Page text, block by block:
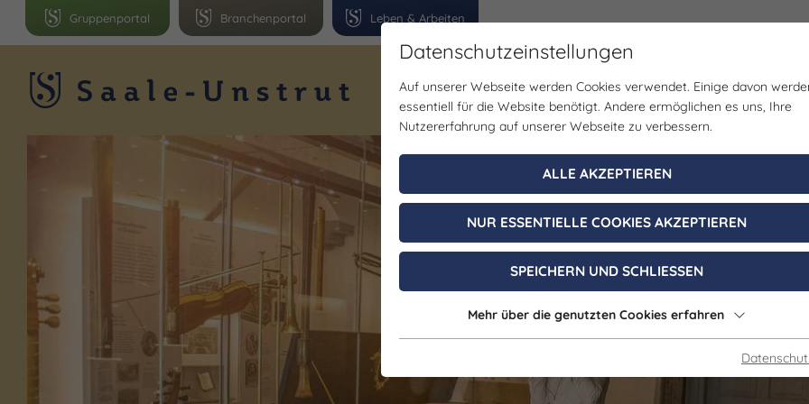
Leben & Arbeiten
Branchenportal
Gruppenportal
Region Erlebnisse Veranstaltungen Planen
Datenschutzeinstellungen
Auf unserer Webseite werden Cookies verwendet. Einige davon
essentiell für die Website benötigt. Andere ermöglichen es uns, Ihre
Nutzererfahrung auf unserer Webseite zu verbessern.
ALLE AKZEPTIEREN
NUR ESSENTIELLE COOKIES AKZEPTIEREN
SPEICHERN UND SCHLIESSEN
Mehr über die genutzten Cookies erfahren